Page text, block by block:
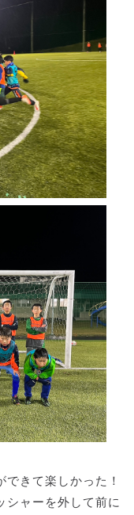
できて楽しかった！
シャーを外して前に